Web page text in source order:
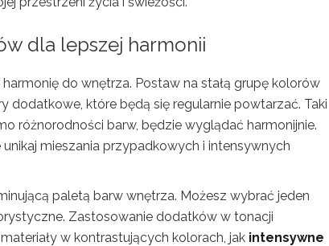
dla lepszej harmonii
do wnętrza. Postaw na stałą grupę kolorów
dodatkowe, które będą się regularnie powtarzać. Taki
różnorodności barw, będzie wyglądać harmonijnie.
mieszania przypadkowych i intensywnych
paletą barw wnętrza. Możesz wybrać jeden
Zastosowanie dodatków w tonacji
w kontrastujących kolorach, jak intensywne